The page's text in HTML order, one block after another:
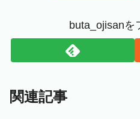
buta_ojisanを
関連記事